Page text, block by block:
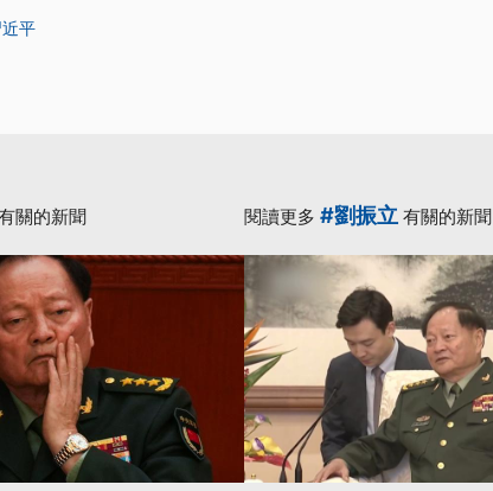
平
關的新聞 閱讀更多 #劉振立 有關的新聞